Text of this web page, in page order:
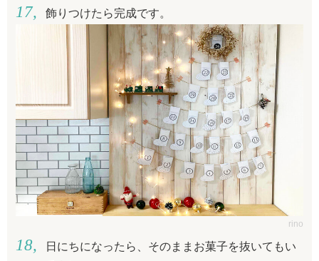
飾りつけたら完成です。
rino
日にちになったら、そのままお菓子を抜いてもい